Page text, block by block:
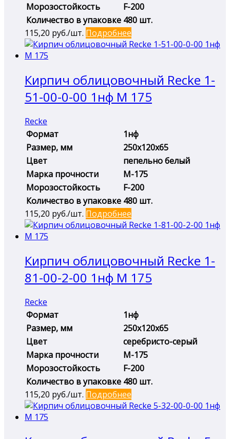
Морозостойкость
F-200
Количество в упаковке 480 шт.
115,20 руб./шт. Подробнее
Кирпич облицовочный Recke 1-
51-00-0-00 1нф М 175
Recke
Формат
1нф
Размер, мм
250х120х65
Цвет
пепельно белый
Марка прочности
М-175
Морозостойкость
F-200
Количество в упаковке 480 шт.
115,20 руб./шт. Подробнее
Кирпич облицовочный Recke 1-
81-00-2-00 1нф М 175
Recke
Формат
1нф
Размер, мм
250х120х65
Цвет
серебристо-серый
Марка прочности
М-175
Морозостойкость
F-200
Количество в упаковке 480 шт.
115,20 руб./шт. Подробнее